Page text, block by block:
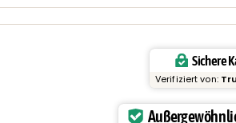
Sichere
Verifiziert von: